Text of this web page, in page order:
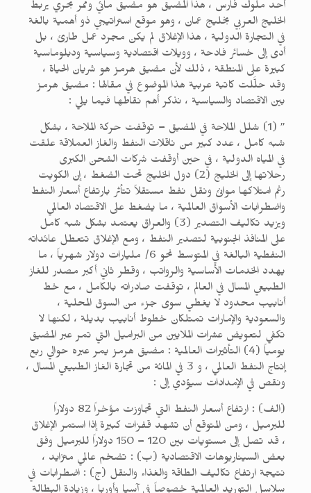
أحد ملوك فارس ، هذا المضيق هو مضيق مائي وممر بحري يربط
الخليج العربي بخليج عمان ، وهو موقع استراتيجي ذو أهمية بالغة
في التجارة الدولية ، هذا الإغلاق لم يكن مجرد عمل طارئ ، بل
أدى إلى خسائر فادحة ، وويلات اقتصادية وسياسية ودبلوماسية
كبيرة على المنطقة ، ذلك لأن مضيق هرمز هو شريان الحياة ،
وقد حلَّلت كاتبة عربية هذا الموضوع في مقالها : مضيق هرمز
بين الاقتصاد والسياسية ، نذكر أهم نقاطها فيما يلي :
” (1) شلل الملاحة في المضيق – توقفت حركة الملاحة ، بشكل
شبه كامل ، عدد كبير من ناقلات النفط والغاز العملاقة علقت
في المياه الدولية ، في حين أوقفت شركات الشحن الكبرى
رحلاتها إلى الخليج (2) دول الخليج تحت الضغط ، إن الكويت
رغم امتلاكها موانئ ونقل نفط مستقلاً تتأثر بارتفاع أسعار النفط
واضطرابات الأسواق العالمية ، ما يضغط على الاقتصاد العالمي
ويزيد تكاليف التصدير (3) والعراق يعتمد بشكل شبه كامل
على المنافذ الجنوبية لتصدير النفط ، ومع الإغلاق تتعطل عائداته
النفطية البالغة في المتوسط نحو 6/ مليارات دولار شهرياً ، ما
يهدد الخدمات الأساسية والرواتب ، وقطر ثاني أكبر مصدر للغاز
الطبيعي المسال في العالم ، توقفت صادراته بالكامل ، مع خط
أنابيب محدود لا يغطي سوى جزء من السوق المحلية ،
والسعودية والإمارات تمتلكان خطوط أنابيب بديلة ، لكنها لا
تكفي لتعويض عشرات الملايين من البراميل التي تمر عبر المضيق
يومياً (4) التأثيرات العالمية : مضيق هرمز يمر عبره حوالي ربع
إنتاج النفط العالمي ، و 3 في المائة من تجارة الغاز الطبيعي المسال ،
ونقص في الإمدادات سيؤدي إلى :
(الف) : ارتفاع أسعار النفط التي تجاوزت مؤخراً 82 دولاراً
للبرميل ، ومن المتوقع أن تشهد قفزات كبيرة إذا استمر الإغلاق
، قد تصل إلى مستويات بين 120 – 150 دولاراً للبرميل وفق
بعض السيناريوهات الاقتصادية (ب) : تضخم عالمي متزايد ،
نتيجة ارتفاع تكاليف الطاقة والغذاء والنقل (ج) : اضطرابات في